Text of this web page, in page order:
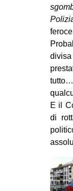
E il
di